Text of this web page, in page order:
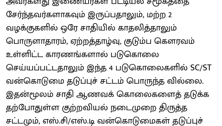
சேர்ந்தவர்களாகவும் இருப்பதாலும், மற்ற 2
வழக்குகளில் ஒரே சாதியில் காதலித்தாலும்
பொருளாதாரம், ஏற்றத்தாழ்வு, குடும்ப கௌரவம்
உள்ளிட்ட காரணங்களால் படுகொலை
செய்யப்பட்டதாலும் இந்த 4 படுகொலைகளில் SC/ST
வன்கொடுமை தடுப்புச் சட்டம் பொருந்த வில்லை.
இதன்மூலம் சாதி ஆணவக் கொலைகளைத் தடுக்க
தற்போதுள்ள குற்றவியல் நடைமுறை திருத்த
சட்டமும், எஸ்.சி/எஸ்.டி வன்கொடுமைகள் தடுப்புச்